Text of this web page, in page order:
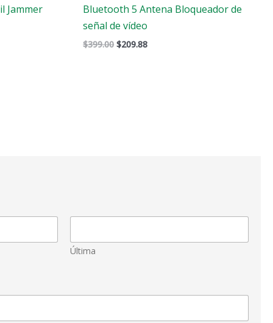
Jammer
Bluetooth 5 Antena Bloqueador de
señal de vídeo
$399.00 $209.88
Última